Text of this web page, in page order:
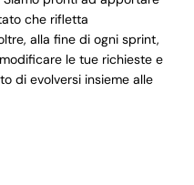
che rifletta
alla fine di ogni sprint,
le tue richieste e
di evolversi insieme alle